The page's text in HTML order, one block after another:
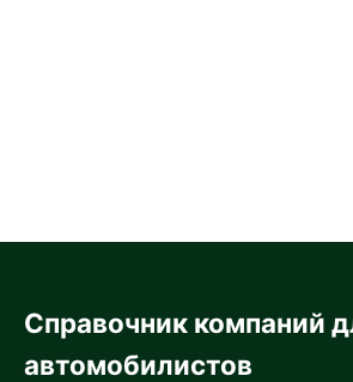
Справочник компаний
автомобилистов